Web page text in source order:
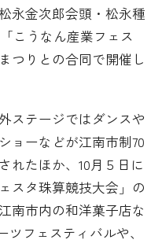
会
永金次郎会頭・松永種
こうなん産業フェス
つりとの合同で開催し
ステージではダンスや
ョーなどが江南市制70
れたほか、10月５日に
スタ珠算競技大会」の
南市内の和洋菓子店な
ツフェスティバルや、